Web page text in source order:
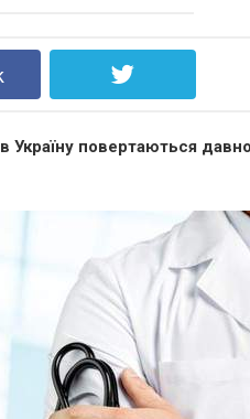
повертаються давно